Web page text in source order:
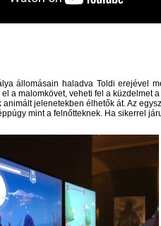
állomásain haladva Toldi erejével
a malomkövet, veheti fel a küzdelmet
animált jelenetekben élhetők át. Az
mint a felnőtteknek. Ha sikerrel